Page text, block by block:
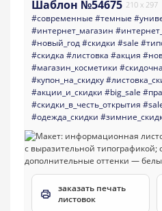
Шаблон №54675 210 x 297
#современные #темные
#интернет_магазин
#новый_год#скидки #sale
#скидка #листовка #акция
#магазин_косметики
#купон_на_скидку
#акции_и_скидки #big_sale
#скидки_в_честь_открытия
#одежда_скидки
заказать печать
листовок